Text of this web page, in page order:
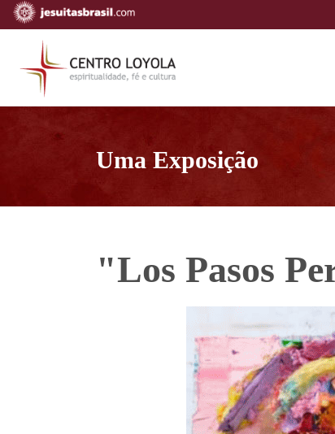
Uma Exposição
"Los Pasos